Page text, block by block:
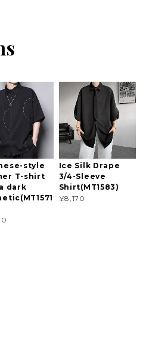
style
T-shirt
dark
Ice Silk Drape
3/4-Sleeve
Shirt(MT1583)
¥8,170